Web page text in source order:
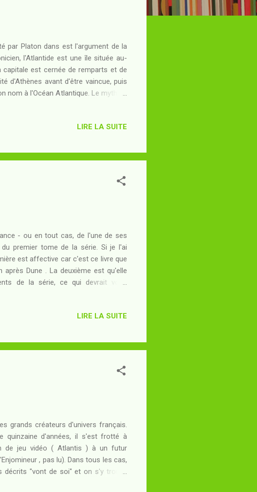
par Platon dans est l'argument de la
l'Atlantide est une île située au-
est cernée de remparts et de
d'Athènes avant d'être vaincue, puis
nom à l'Océan Atlantique. Le mythe a
de fiction. Parfois même dans
LIRE LA SUITE
- ou en tout cas, de l'une de ses
premier tome de la série. Si je l'ai
est affective car c'est ce livre que
Dune . La deuxième est qu'elle
de la série, ce qui devrait vous
les ressemblances s'arrêtent là tant
LIRE LA SUITE
grands créateurs d'univers français.
quinzaine d'années, il s'est frotté à
de jeu vidéo ( Atlantis ) à un futur
, pas lu). Dans tous les cas,
décrits "vont de soi" et on s'y trouve